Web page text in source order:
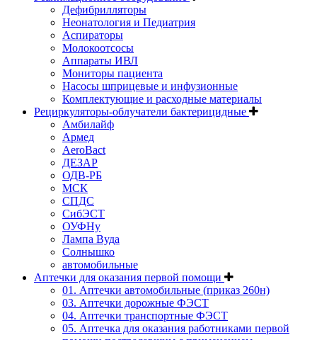
Дефибрилляторы
Неонатология и Педиатрия
Аспираторы
Молокоотсосы
Аппараты ИВЛ
Мониторы пациента
Насосы шприцевые и инфузионные
Комплектующие и расходные материалы
Рециркуляторы-облучатели бактерицидные
Амбилайф
Армед
AeroBact
ДЕЗАР
ОДВ-РБ
МСК
СПДС
СибЭСТ
ОУФНу
Лампа Вуда
Солнышко
автомобильные
Аптечки для оказания первой помощи
01. Аптечки автомобильные (приказ 260н)
03. Аптечки дорожные ФЭСТ
04. Аптечки транспортные ФЭСТ
05. Аптечка для оказания работниками первой